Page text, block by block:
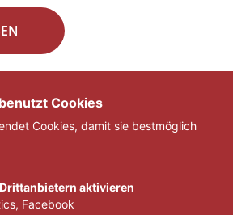
17 18 ... 29 »
Cookies
Cookies, damit sie bestmöglich
aktivieren
Facebook